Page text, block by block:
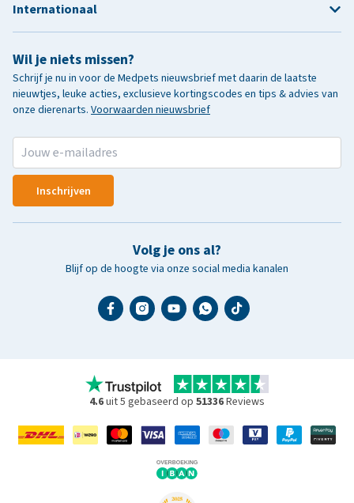
Wil je niets missen?
Schrijf je nu in voor de Medpets nieuwsbrief met daarin de laatste
nieuwtjes, leuke acties, exclusieve kortingscodes en tips & advies van
onze dierenarts. Voorwaarden nieuwsbrief
Inschrijven
Volg je ons al?
Blijf op de hoogte via onze social media kanalen
Internationaal
4.6uit 5 gebaseerd op 51336Reviews